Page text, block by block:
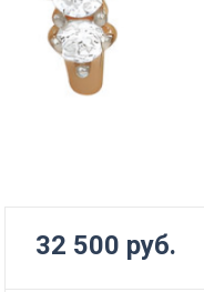
32 500 руб.